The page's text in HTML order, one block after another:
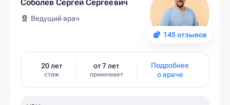
145 отзывов
Соболев Сергей Сергеевич
Ведущий врач
20 лет
стаж
от 7 лет
принимает
Подробнее
о враче